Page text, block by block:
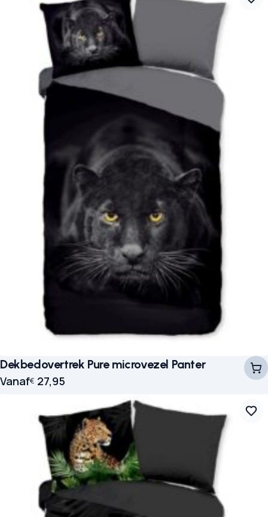
Dekbedovertrek Pure microvezel Panter
Vanaf€ 27,95